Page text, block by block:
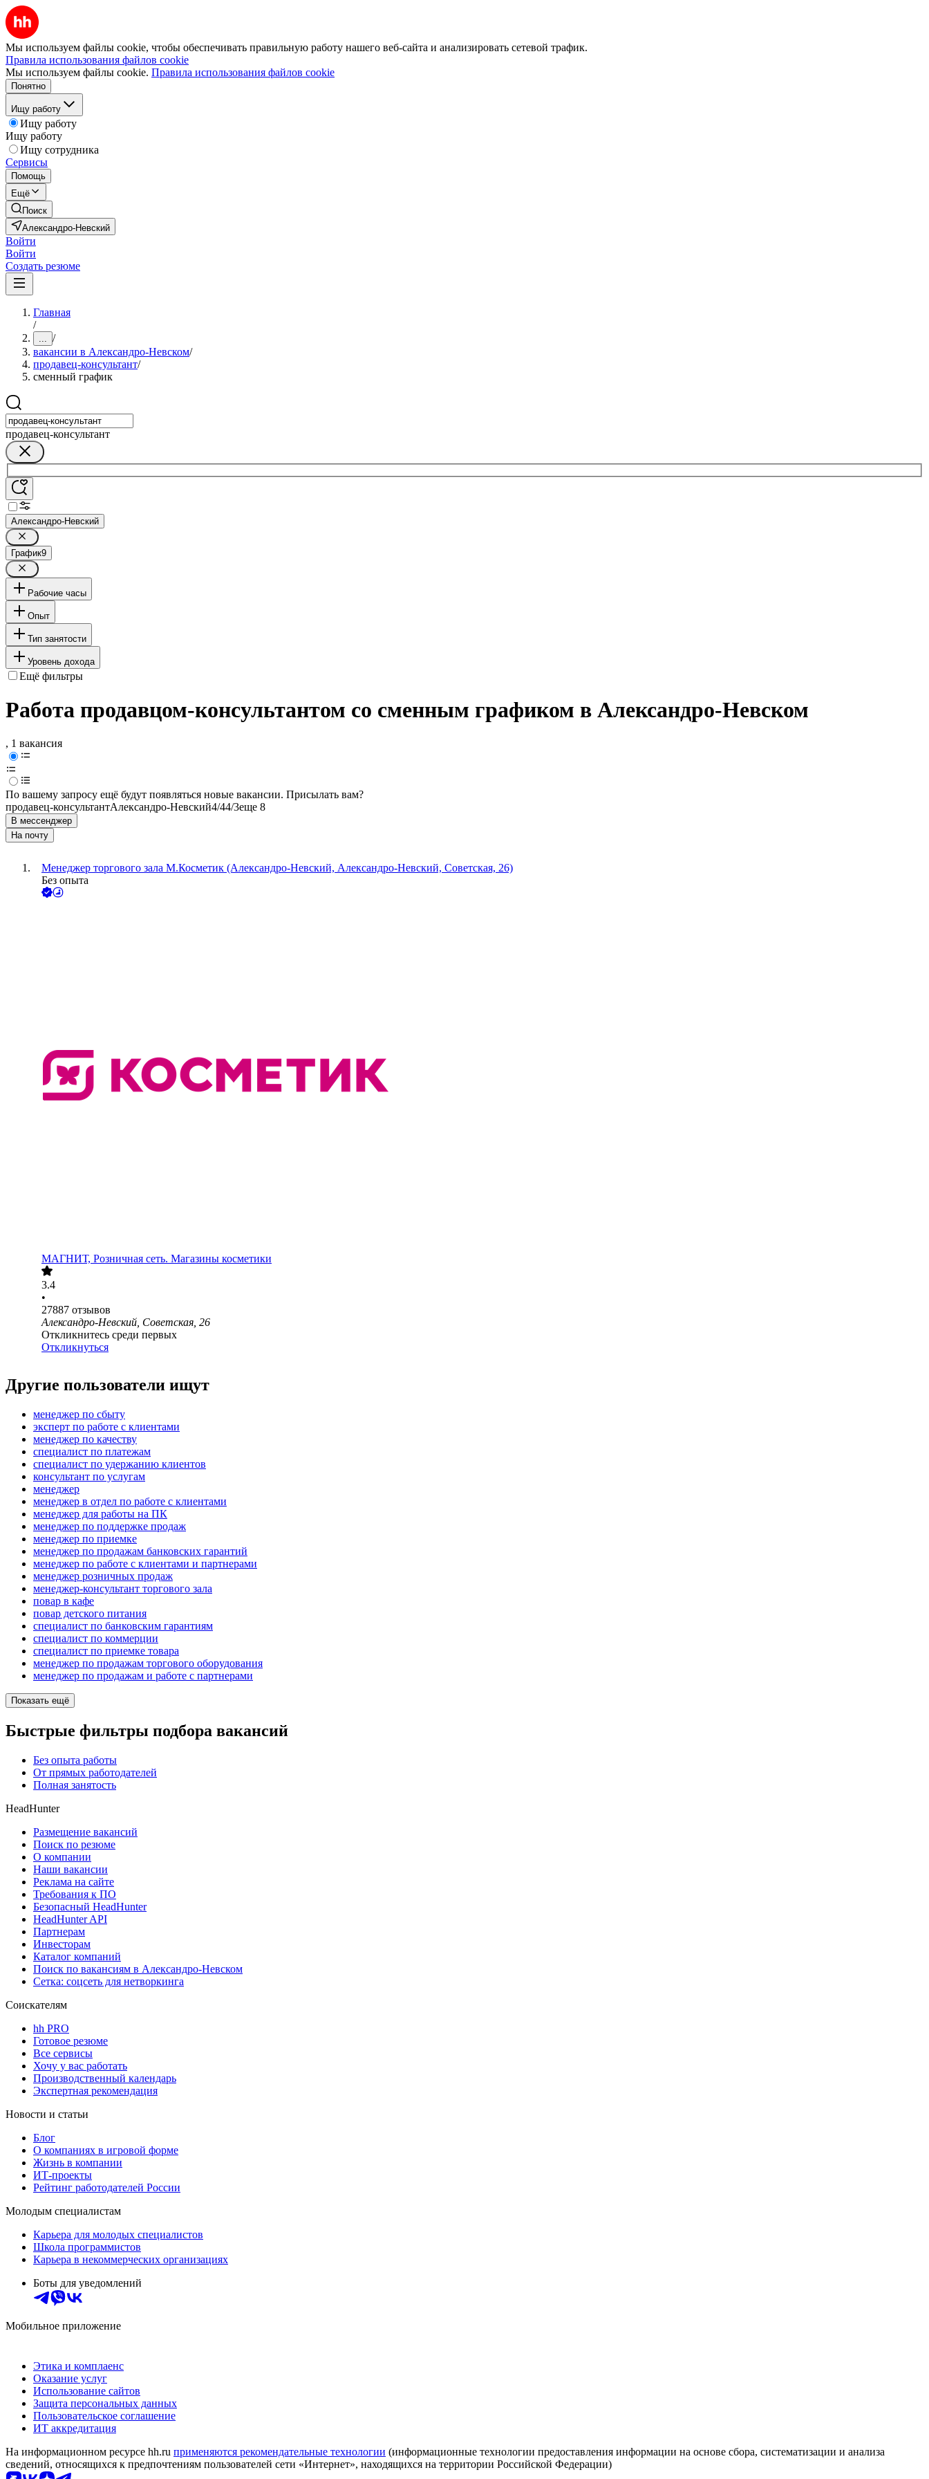
Мы используем файлы cookie, чтобы обеспечивать правильную работу нашего веб-сайта и анализировать сетевой трафик.
Правила использования файлов cookie
Мы используем файлы cookie. Правила использования файлов cookie
Понятно
Ищу работу
Ищу работу
Ищу работу
Ищу сотрудника
Сервисы
Помощь
Ещё
Поиск
Александро-Невский
Войти
Войти
Создать резюме
Главная
/
... /
вакансии в Александро-Невском/
продавец-консультант/
сменный график
продавец-консультант
Александро-Невский
График9
Рабочие часы
Опыт
Тип занятости
Уровень дохода
Ещё фильтры
Работа продавцом-консультантом со сменным графиком в Александро-Невском
, 1 вакансия
По вашему запросу ещё будут появляться новые вакансии. Присылать вам?
продавец-консультантАлександро-Невский4/44/3еще 8
В мессенджер
На почту
Менеджер торгового зала М.Косметик (Александро-Невский, Александро-Невский, Советская, 26)
Без опыта
МАГНИТ, Розничная сеть. Магазины косметики
3.4
•
27887 отзывов
Александро-Невский, Советская, 26
Откликнитесь среди первых
Откликнуться
Другие пользователи ищут
менеджер по сбыту
эксперт по работе с клиентами
менеджер по качеству
специалист по платежам
специалист по удержанию клиентов
консультант по услугам
менеджер
менеджер в отдел по работе с клиентами
менеджер для работы на ПК
менеджер по поддержке продаж
менеджер по приемке
менеджер по продажам банковских гарантий
менеджер по работе с клиентами и партнерами
менеджер розничных продаж
менеджер-консультант торгового зала
повар в кафе
повар детского питания
специалист по банковским гарантиям
специалист по коммерции
специалист по приемке товара
менеджер по продажам торгового оборудования
менеджер по продажам и работе с партнерами
Показать ещё
Быстрые фильтры подбора вакансий
Без опыта работы
От прямых работодателей
Полная занятость
HeadHunter
Размещение вакансий
Поиск по резюме
О компании
Наши вакансии
Реклама на сайте
Требования к ПО
Безопасный HeadHunter
HeadHunter API
Партнерам
Инвесторам
Каталог компаний
Поиск по вакансиям в Александро-Невском
Сетка: соцсеть для нетворкинга
Соискателям
hh PRO
Готовое резюме
Все сервисы
Хочу у вас работать
Производственный календарь
Экспертная рекомендация
Новости и статьи
Блог
О компаниях в игровой форме
Жизнь в компании
ИТ-проекты
Рейтинг работодателей России
Молодым специалистам
Карьера для молодых специалистов
Школа программистов
Карьера в некоммерческих организациях
Боты для уведомлений
Мобильное приложение
Этика и комплаенс
Оказание услуг
Использование сайтов
Защита персональных данных
Пользовательское соглашение
ИТ аккредитация
На информационном ресурсе hh.ru применяются рекомендательные технологии (информационные технологии предоставления информации на основе сбора, систематизации и анализа
сведений, относящихся к предпочтениям пользователей сети «Интернет», находящихся на территории Российской Федерации)